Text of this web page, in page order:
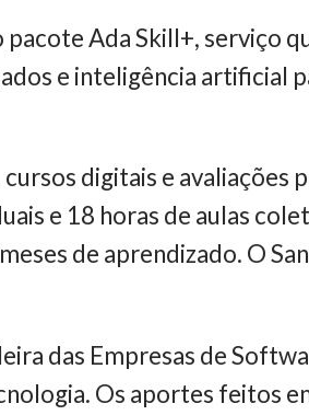
pacote Ada Skill+, serviço
e inteligência artificial
digitais e avaliações
e 18 horas de aulas
de aprendizado. O
das Empresas de
Os aportes feitos